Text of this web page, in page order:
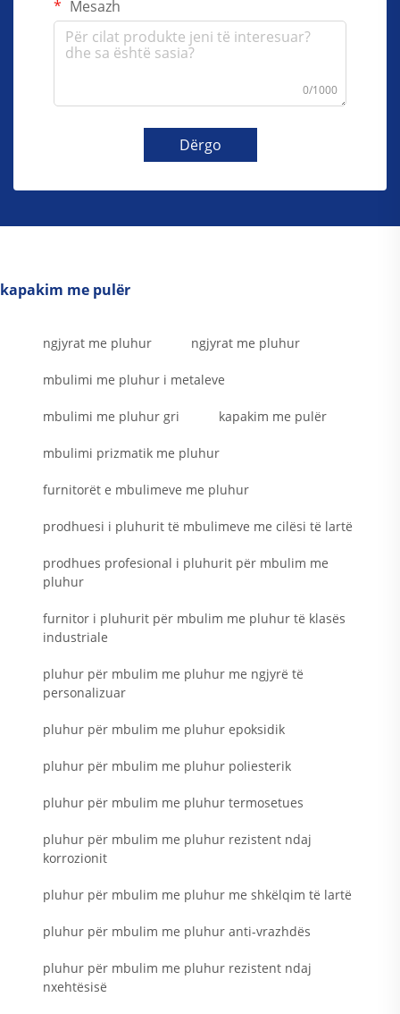
Mesazh
0/1000
Dërgo
kapakim me pulër
ngjyrat me pluhur ngjyrat me pluhur
mbulimi me pluhur i metaleve
mbulimi me pluhur gri kapakim me pulër
mbulimi prizmatik me pluhur
furnitorët e mbulimeve me pluhur
prodhuesi i pluhurit të mbulimeve me cilësi të lartë
prodhues profesional i pluhurit për mbulim me
pluhur
furnitor i pluhurit për mbulim me pluhur të klasës
industriale
pluhur për mbulim me pluhur me ngjyrë të
personalizuar
pluhur për mbulim me pluhur epoksidik
pluhur për mbulim me pluhur poliesterik
pluhur për mbulim me pluhur termosetues
pluhur për mbulim me pluhur rezistent ndaj
korrozionit
pluhur për mbulim me pluhur me shkëlqim të lartë
pluhur për mbulim me pluhur anti-vrazhdës
pluhur për mbulim me pluhur rezistent ndaj
nxehtësisë